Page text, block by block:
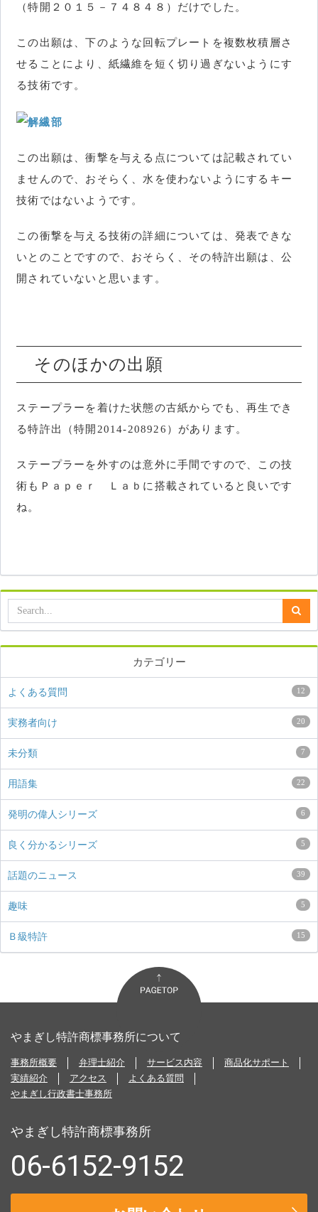
（特開２０１５－７４８４８）だけでした。
この出願は、下のような回転プレートを複数枚積層さ
せることにより、紙繊維を短く切り過ぎないようにす
る技術です。
この出願は、衝撃を与える点については記載されてい
ませんので、おそらく、水を使わないようにするキー
技術ではないようです。
この衝撃を与える技術の詳細については、発表できな
いとのことですので、おそらく、その特許出願は、公
開されていないと思います。
そのほかの出願
ステープラーを着けた状態の古紙からでも、再生でき
る特許出（特開2014-208926）があります。
ステープラーを外すのは意外に手間ですので、この技
術もＰａｐｅｒ Ｌａｂに搭載されていると良いです
ね。
カテゴリー
よくある質問 12
実務者向け 20
未分類 7
用語集 22
発明の偉人シリーズ 6
良く分かるシリーズ 5
話題のニュース 39
趣味 5
Ｂ級特許 15
やまぎし特許商標事務所について
事務所概要 弁理士紹介 サービス内容
商品化サポート
実績紹介
アクセス
よくある質問
やまぎし行政書士事務所
やまぎし特許商標事務所
06-6152-9152